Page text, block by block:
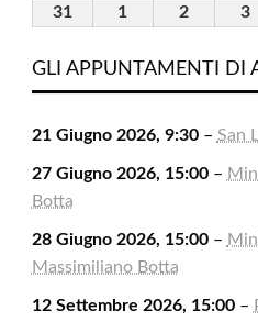
Agosto
Agosto
Agosto
3131
2026
1
2026
22
2026
33
GLI APPUNTAMENTI DI
21 Giugno 2026, 9:30– San
27 Giugno 2026, 15:00–
Botta
28 Giugno 2026, 15:00–
Massimiliano Botta
12 Settembre 2026, 15:00–